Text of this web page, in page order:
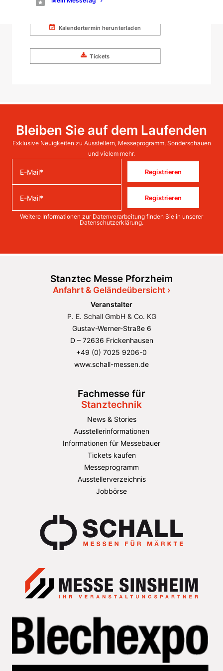
Kalendertermin herunterladen
Tickets
Bleiben Sie auf dem Laufenden
Exklusive Neuigkeiten zu Ausstellern, Messeprogramm, Sonderschauen
und vielem mehr.
Registrieren
Registrieren
Weitere Informationen zur Datenverarbeitung finden Sie in unserer
Datenschutzerklärung.
Stanztec Messe Pforzheim
Anfahrt & Geländeübersicht ›
Veranstalter
P. E. Schall GmbH & Co. KG
Gustav-Werner-Straße 6
D – 72636 Frickenhausen
+49 (0) 7025 9206-0
www.schall-messen.de
Fachmesse für
Stanztechnik
News & Stories
Ausstellerinformationen
Informationen für Messebauer
Tickets kaufen
Messeprogramm
Ausstellerverzeichnis
Jobbörse